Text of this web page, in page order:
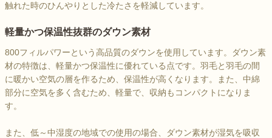
触れた時のひんやりとした冷たさを軽減しています。
軽量かつ保温性抜群のダウン素材
800フィルパワーという高品質のダウンを使用しています。ダウン素
材の特徴は、軽量かつ保温性に優れている点です。羽毛と羽毛の間
に暖かい空気の層を作るため、保温性が高くなります。また、中綿
部分に空気を多く含むため、軽量で、収納もコンパクトになりま
す。
また、低～中湿度の地域での使用の場合、ダウン素材が湿気を吸収